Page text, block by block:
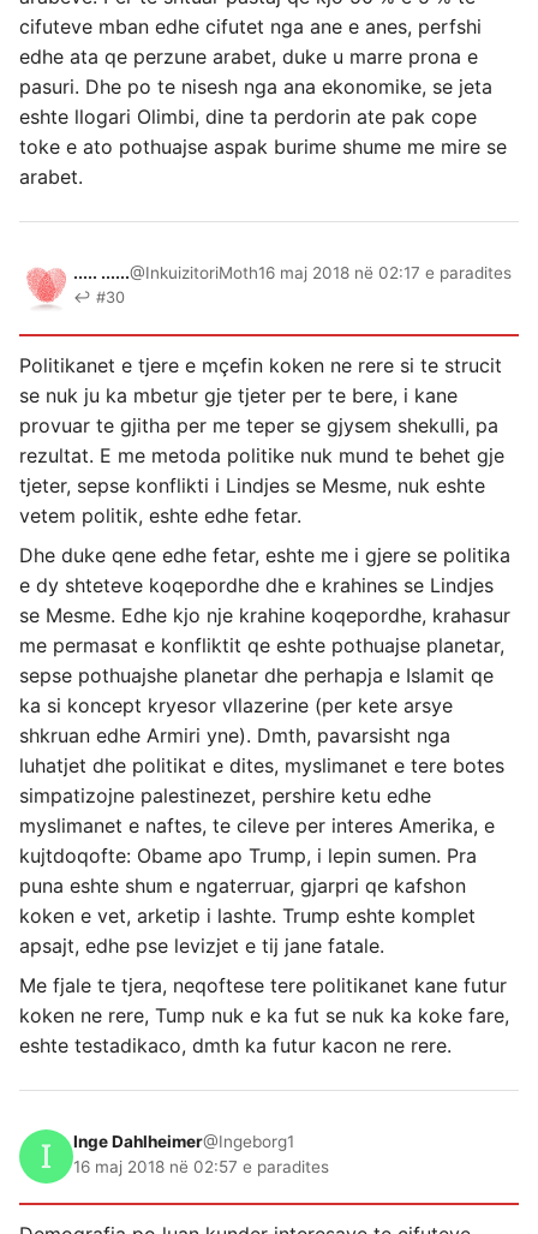
cifuteve mban edhe cifutet nga ane e anes, perfshi
edhe ata qe perzune arabet, duke u marre prona e
pasuri. Dhe po te nisesh nga ana ekonomike, se jeta
eshte llogari Olimbi, dine ta perdorin ate pak cope
toke e ato pothuajse aspak burime shume me mire se
arabet.
..... ......@InkuizitoriMoth16 maj 2018 në 02:17 e paradites
↩ #30
Politikanet e tjere e mçefin koken ne rere si te strucit
se nuk ju ka mbetur gje tjeter per te bere, i kane
provuar te gjitha per me teper se gjysem shekulli, pa
rezultat. E me metoda politike nuk mund te behet gje
tjeter, sepse konflikti i Lindjes se Mesme, nuk eshte
vetem politik, eshte edhe fetar.
Dhe duke qene edhe fetar, eshte me i gjere se politika
e dy shteteve koqepordhe dhe e krahines se Lindjes
se Mesme. Edhe kjo nje krahine koqepordhe, krahasur
me permasat e konfliktit qe eshte pothuajse planetar,
sepse pothuajshe planetar dhe perhapja e Islamit qe
ka si koncept kryesor vllazerine (per kete arsye
shkruan edhe Armiri yne). Dmth, pavarsisht nga
luhatjet dhe politikat e dites, myslimanet e tere botes
simpatizojne palestinezet, pershire ketu edhe
myslimanet e naftes, te cileve per interes Amerika, e
kujtdoqofte: Obame apo Trump, i lepin sumen. Pra
puna eshte shum e ngaterruar, gjarpri qe kafshon
koken e vet, arketip i lashte. Trump eshte komplet
apsajt, edhe pse levizjet e tij jane fatale.
Me fjale te tjera, neqoftese tere politikanet kane futur
koken ne rere, Tump nuk e ka fut se nuk ka koke fare,
eshte testadikaco, dmth ka futur kacon ne rere.
Inge Dahlheimer@Ingeborg1
16 maj 2018 në 02:57 e paradites